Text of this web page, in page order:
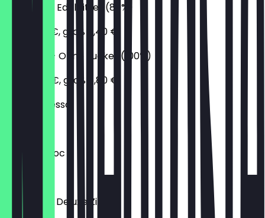
Semanini - Edelbitter (80%)
klein 4,30 €, groß 5,40 €
Purissima - Ohne Zucker (100%)
klein 4,70 €, groß 5,80 €
Schokopresso
Tripple Choc
Chocolate Deluxe Zimt